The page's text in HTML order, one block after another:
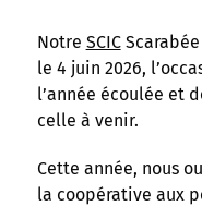
Notre SCIC
le 4 juin 2026,
l’année écoulée et
celle à venir.
Cette année, nous
la coopérative aux